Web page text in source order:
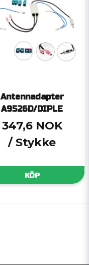
Antennadapter
A9526D/DIPLE
347,6 NOK
/ Stykke
KÖP